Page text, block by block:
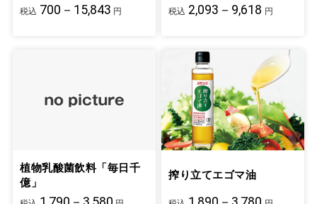
税込 700－15,843 円 税込 2,093－9,618 円
植物乳酸菌飲料「毎日千
億」
搾り立てエゴマ油